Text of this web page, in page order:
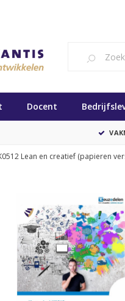
Docent
Lean en creatief (papieren